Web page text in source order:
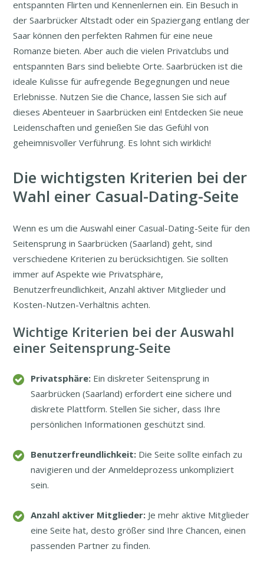
entspannten Flirten und Kennenlernen ein. Ein Besuch in
der Saarbrücker Altstadt oder ein Spaziergang entlang der
Saar können den perfekten Rahmen für eine neue
Romanze bieten. Aber auch die vielen Privatclubs und
entspannten Bars sind beliebte Orte. Saarbrücken ist die
ideale Kulisse für aufregende Begegnungen und neue
Erlebnisse. Nutzen Sie die Chance, lassen Sie sich auf
dieses Abenteuer in Saarbrücken ein! Entdecken Sie neue
Leidenschaften und genießen Sie das Gefühl von
geheimnisvoller Verführung. Es lohnt sich wirklich!
Die wichtigsten Kriterien bei der
Wahl einer Casual-Dating-Seite
Wenn es um die Auswahl einer Casual-Dating-Seite für den
Seitensprung in Saarbrücken (Saarland) geht, sind
verschiedene Kriterien zu berücksichtigen. Sie sollten
immer auf Aspekte wie Privatsphäre,
Benutzerfreundlichkeit, Anzahl aktiver Mitglieder und
Kosten-Nutzen-Verhältnis achten.
Wichtige Kriterien bei der Auswahl
einer Seitensprung-Seite
Privatsphäre: Ein diskreter Seitensprung in
Saarbrücken (Saarland) erfordert eine sichere und
diskrete Plattform. Stellen Sie sicher, dass Ihre
persönlichen Informationen geschützt sind.
Benutzerfreundlichkeit: Die Seite sollte einfach zu
navigieren und der Anmeldeprozess unkompliziert
sein.
Anzahl aktiver Mitglieder: Je mehr aktive Mitglieder
eine Seite hat, desto größer sind Ihre Chancen, einen
passenden Partner zu finden.